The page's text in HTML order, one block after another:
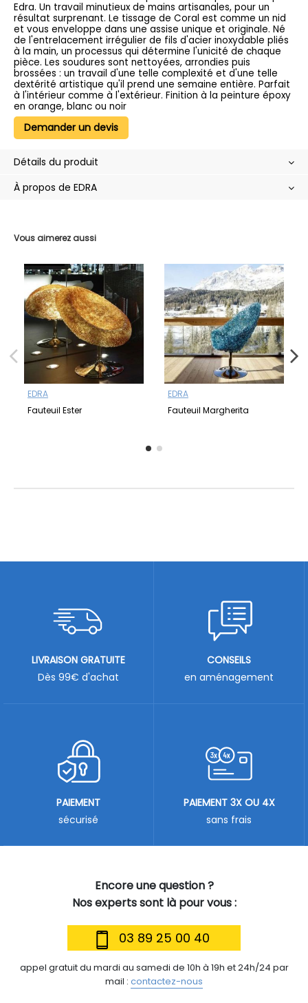
Vous aimerez aussi
EDRA
Fauteuil Ester
EDRA
Fauteuil Margherita
Edra. Un travail minutieux de mains artisanales, pour un
résultat surprenant. Le tissage de Coral est comme un nid
et vous enveloppe dans une assise unique et originale. Né
de l'entrelacement irrégulier de fils d'acier inoxydable pliés
à la main, un processus qui détermine l'unicité de chaque
pièce. Les soudures sont nettoyées, arrondies puis
brossées : un travail d'une telle complexité et d'une telle
dextérité artistique qu'il prend une semaine entière. Parfait
à l'intérieur comme à l'extérieur. Finition à la peinture époxy
en orange, blanc ou noir
Demander un devis
Détails du produit
À propos de EDRA
Encore une question ?
Nos experts sont là pour vous :
03 89 25 00 40
appel gratuit du mardi au samedi de 10h à 19h et 24h/24 par
mail : contactez-nous
LIVRAISON GRATUITE
Dès 99€ d'achat
CONSEILS
en aménagement
PAIEMENT
sécurisé
PAIEMENT 3X OU 4X
sans frais